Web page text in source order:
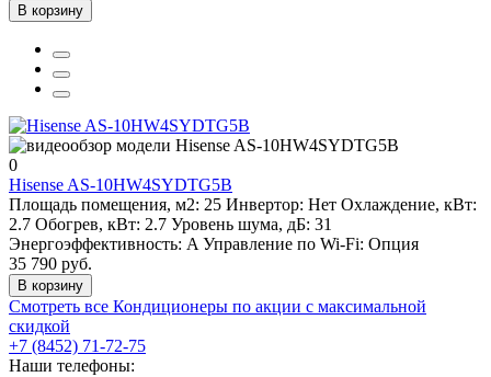
В корзину
0
Hisense AS-10HW4SYDTG5B
Площадь помещения, м2: 25 Инвертор: Нет Охлаждение, кВт:
2.7 Обогрев, кВт: 2.7 Уровень шума, дБ: 31
Энергоэффективность: A Управление по Wi-Fi: Опция
35 790 руб.
В корзину
Смотреть все Кондиционеры по акции с максимальной
скидкой
+7 (8452) 71-72-75
Наши телефоны: